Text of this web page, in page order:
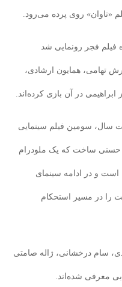
«تاوان» روی پرده می‌رود.
فیلم فجر رونمایی شد
تهامی، همایون ارشادی،
در آن بازی کرده‌اند.
۱۴۰۱ پس از هفت سال، سومین فیلم سینمایی
حسنی ساخت که یک ملودرام
است و در ادامه سینمای
در مسیر استحکام
پژمان جمشیدی، سام درخشانی، ژاله صامتی
معرفی شده‌اند.